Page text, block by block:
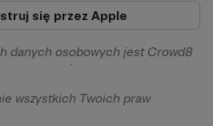
się przez Apple
danych osobowych jest Crowd8
ul. Żwirki i Wigury 16, 02-
osobowe będą przetwarzane w
umowy zawartej z Tobą, w
wszystkich Twoich praw
rozporządzenia o ochronie